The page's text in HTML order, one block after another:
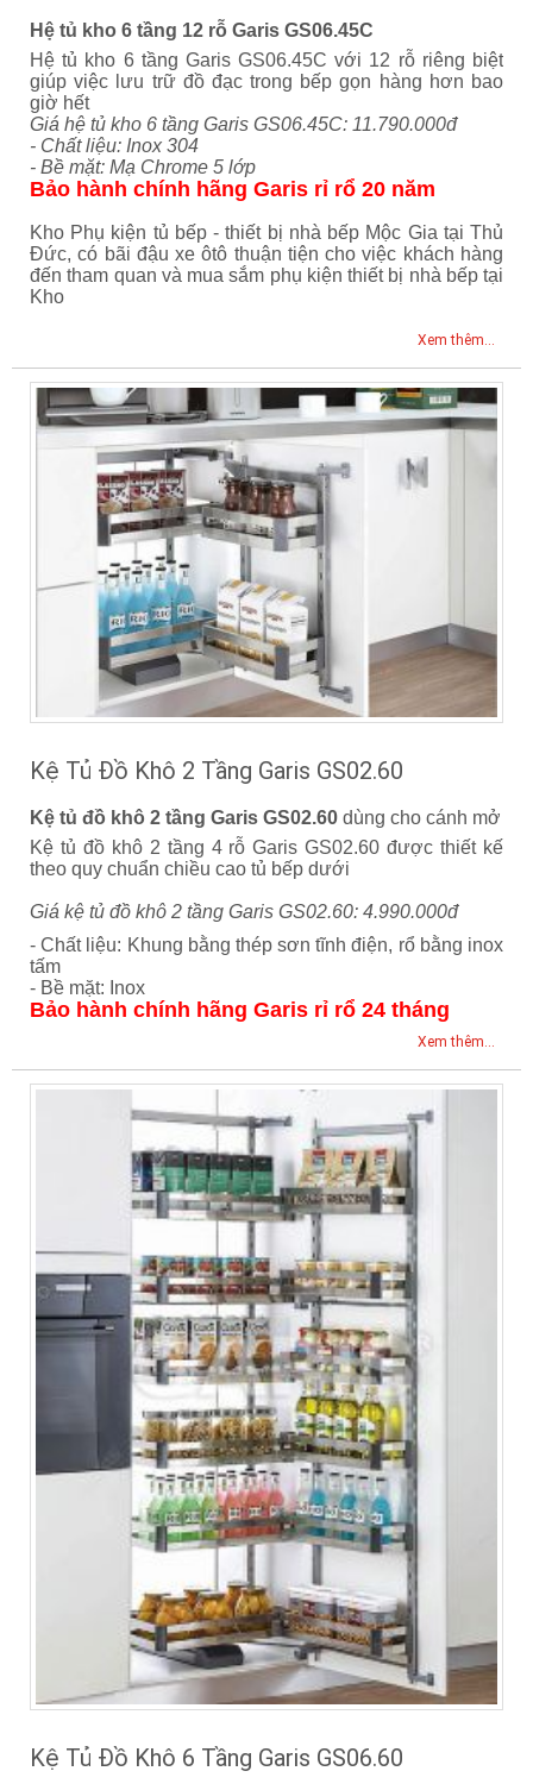
Hệ tủ kho 6 tầng 12 rỗ Garis GS06.45C
Hệ tủ kho 6 tầng Garis GS06.45C với 12 rỗ riêng biệt
giúp việc lưu trữ đồ đạc trong bếp gọn hàng hơn bao
giờ hết
Giá hệ tủ kho 6 tầng Garis GS06.45C: 11.790.000đ
- Chất liệu: Inox 304
- Bề mặt: Mạ Chrome 5 lớp
Bảo hành chính hãng Garis rỉ rổ 20 năm
Kho Phụ kiện tủ bếp - thiết bị nhà bếp Mộc Gia tại Thủ
Đức, có bãi đậu xe ôtô thuận tiện cho việc khách hàng
đến tham quan và mua sắm phụ kiện thiết bị nhà bếp tại
Kho
Xem thêm...
Kệ Tủ Đồ Khô 2 Tầng Garis GS02.60
Kệ tủ đồ khô 2 tầng Garis GS02.60 dùng cho cánh mở
Kệ tủ đồ khô 2 tầng 4 rỗ Garis GS02.60 được thiết kế
theo quy chuẩn chiều cao tủ bếp dưới
Giá kệ tủ đồ khô 2 tầng Garis GS02.60: 4.990.000đ
- Chất liệu: Khung bằng thép sơn tĩnh điện, rổ bằng inox
tấm
- Bề mặt: Inox
Bảo hành chính hãng Garis rỉ rổ 24 tháng
Xem thêm...
Kệ Tủ Đồ Khô 6 Tầng Garis GS06.60